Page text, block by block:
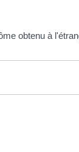
obtenu à